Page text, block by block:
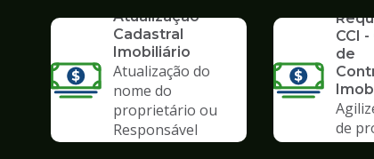
Atualização
Cadastral
Imobiliário
Atualização do
nome do
proprietário ou
Responsável
CCI
de
de